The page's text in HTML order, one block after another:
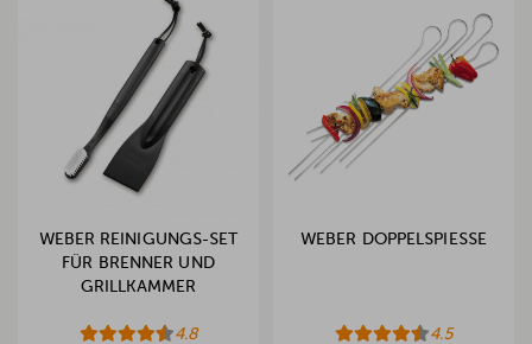
WEBER REINIGUNGS-SET
FÜR BRENNER UND
GRILLKAMMER
4.8
WEBER DOPPELSPIESSE
4.5